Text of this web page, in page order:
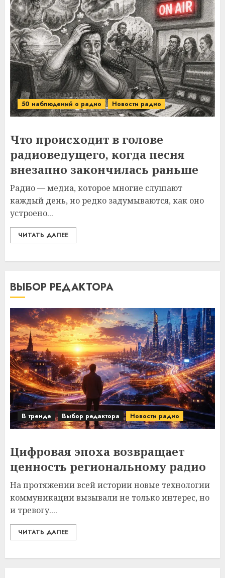
50 наблюдений о радио Новости радио
Что происходит в голове
радиоведущего, когда песня
внезапно закончилась раньше
Радио — медиа, которое многие слушают
каждый день, но редко задумываются, как оно
устроено...
ЧИТАТЬ ДАЛЕЕ
ВЫБОР РЕДАКТОРА
В тренде Выбор редактора Новости радио
Цифровая эпоха возвращает
ценность региональному радио
На протяжении всей истории новые технологии
коммуникации вызывали не только интерес, но
и тревогу....
ЧИТАТЬ ДАЛЕЕ